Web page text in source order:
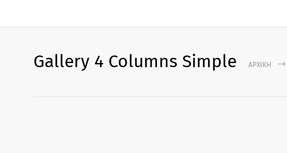
Gallery 4 Columns Simple ΑΡΧΙΚΉ